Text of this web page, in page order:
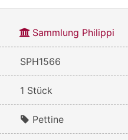
Sammlung Philippi
SPH1566
1 Stück
Pettine